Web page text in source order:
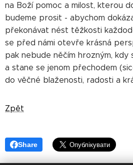
na Boží pomoc a milost, kterou
budeme prosit - abychom
překonávat nést těžkosti
se před námi otevře krásná
pak nebude něčím hrozným,
a stane se jenom přechodem
do věčné blaženosti, radosti a
Zpět
Share